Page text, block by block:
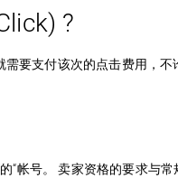
?
要支付该次的点击费用，
“帐号。 卖家资格的要求与常